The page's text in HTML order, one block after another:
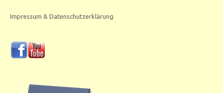
Impressum & Datenschutzerklärung